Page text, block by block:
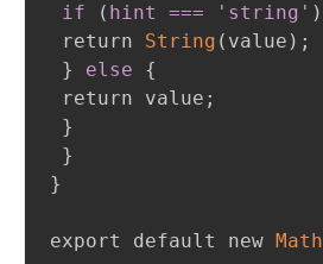
if
( hint === 'string' )
return String ( value ) ;
}
else
{
return value ;
}
}
}
export default new Math